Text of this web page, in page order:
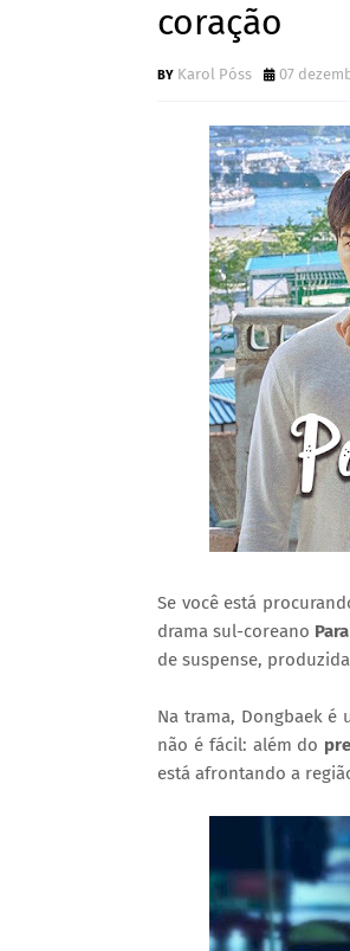
coração
Karol Póss 07
Se você está
drama sul-coreano
de suspense,
Na trama, Dongbaek é
não é fácil: além do
está afrontando a